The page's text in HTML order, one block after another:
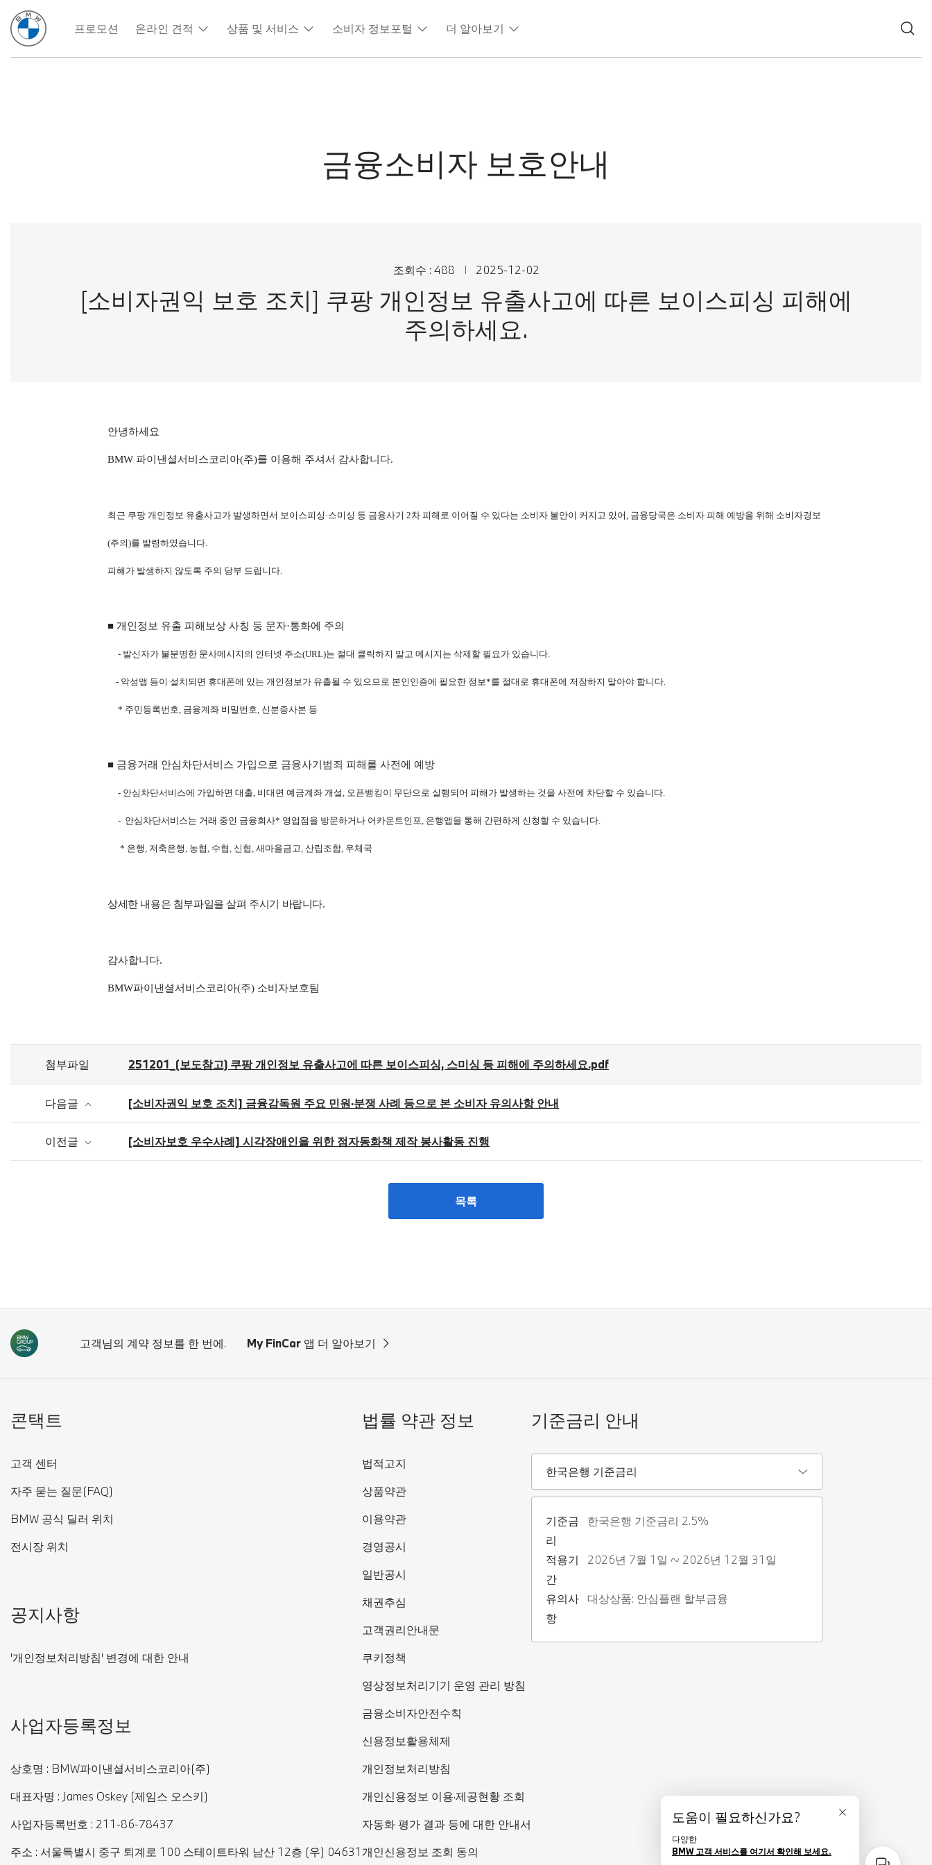
프로모션 온라인 견적 상품 및 서비스 소비자 정보포털 더 알아보기
금융소비자 보호안내
조회수 : 488 2025-12-02
[소비자권익 보호 조치] 쿠팡 개인정보 유출사고에 따른 보이스피싱 피해에
주의하세요.
안녕하세요
BMW 파이낸셜서비스코리아(주)를 이용해 주셔서 감사합니다.
최근 쿠팡 개인정보 유출사고가 발생하면서 보이스피싱·스미싱 등 금융사기 2차 피해로 이어질 수 있다는 소비자 불안이 커지고 있어, 금융당국은 소비자 피해 예방을 위해 소비자경보
(주의)를 발령하였습니다.
피해가 발생하지 않도록 주의 당부 드립니다.
■ 개인정보 유출 피해보상 사칭 등 문자·통화에 주의
- 발신자가 불분명한 문사메시지의 인터넷 주소(URL)는 절대 클릭하지 말고 메시지는 삭제할 필요가 있습니다.
- 악성앱 등이 설치되면 휴대폰에 있는 개인정보가 유출될 수 있으므로 본인인증에 필요한 정보*를 절대로 휴대폰에 저장하지 말아야 합니다.
* 주민등록번호, 금융계좌 비밀번호, 신분증사본 등
■ 금융거래 안심차단서비스 가입으로 금융사기범죄 피해를 사전에 예방
- 안심차단서비스에 가입하면 대출, 비대면 예금계좌 개설, 오픈뱅킹이 무단으로 실행되어 피해가 발생하는 것을 사전에 차단할 수 있습니다.
- 안심차단서비스는 거래 중인 금융회사* 영업점을 방문하거나 어카운트인포, 은행앱을 통해 간편하게 신청할 수 있습니다.
* 은행, 저축은행, 농협, 수협, 신협, 새마을금고, 산립조합, 우체국
상세한 내용은 첨부파일을 살펴 주시기 바랍니다.
감사합니다.
BMW파이낸셜서비스코리아(주) 소비자보호팀
첨부파일 251201_(보도참고) 쿠팡 개인정보 유출사고에 따른 보이스피싱, 스미싱 등 피해에 주의하세요.pdf
다음글 [소비자권익 보호 조치] 금융감독원 주요 민원·분쟁 사례 등으로 본 소비자 유의사항 안내
이전글 [소비자보호 우수사례] 시각장애인을 위한 점자동화책 제작 봉사활동 진행
목록
고객님의 계약 정보를 한 번에. My FinCar 앱 더 알아보기
콘택트
고객 센터
자주 묻는 질문(FAQ)
BMW 공식 딜러 위치
전시장 위치
공지사항
'개인정보처리방침' 변경에 대한 안내
사업자등록정보
상호명 : BMW파이낸셜서비스코리아(주)
대표자명 : James Oskey (제임스 오스키)
사업자등록번호 : 211-86-78437
주소 : 서울특별시 중구 퇴계로 100 스테이트타워 남산 12층 (우) 04631
법률 약관 정보
법적고지
상품약관
이용약관
경영공시
일반공시
채권추심
고객권리안내문
쿠키정책
영상정보처리기기 운영 관리 방침
금융소비자안전수칙
신용정보활용체제
개인정보처리방침
개인신용정보 이용·제공현황 조회
자동화 평가 결과 등에 대한 안내서
개인신용정보 조회 동의
기준금리 안내
기준금리안내
한국은행 기준금리
기준금
리
한국은행 기준금리 2.5%
적용기
간
2026년 7월 1일 ~ 2026년 12월 31일
유의사
항
대상상품: 안심플랜 할부금융
닫기
도움이 필요하신가요?
다양한
BMW 고객 서비스를 여기서 확인해 보세요.